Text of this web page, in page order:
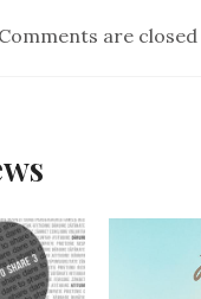
Comments are closed